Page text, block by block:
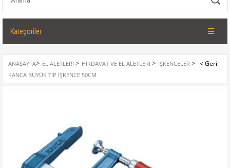
Kategoriler
ANASAYFA> EL ALETLERI > HIRDAVAT VE EL ALETLERI > İŞKENCELER >
KANCA BÜYÜK TIP İŞKENCE 50CM